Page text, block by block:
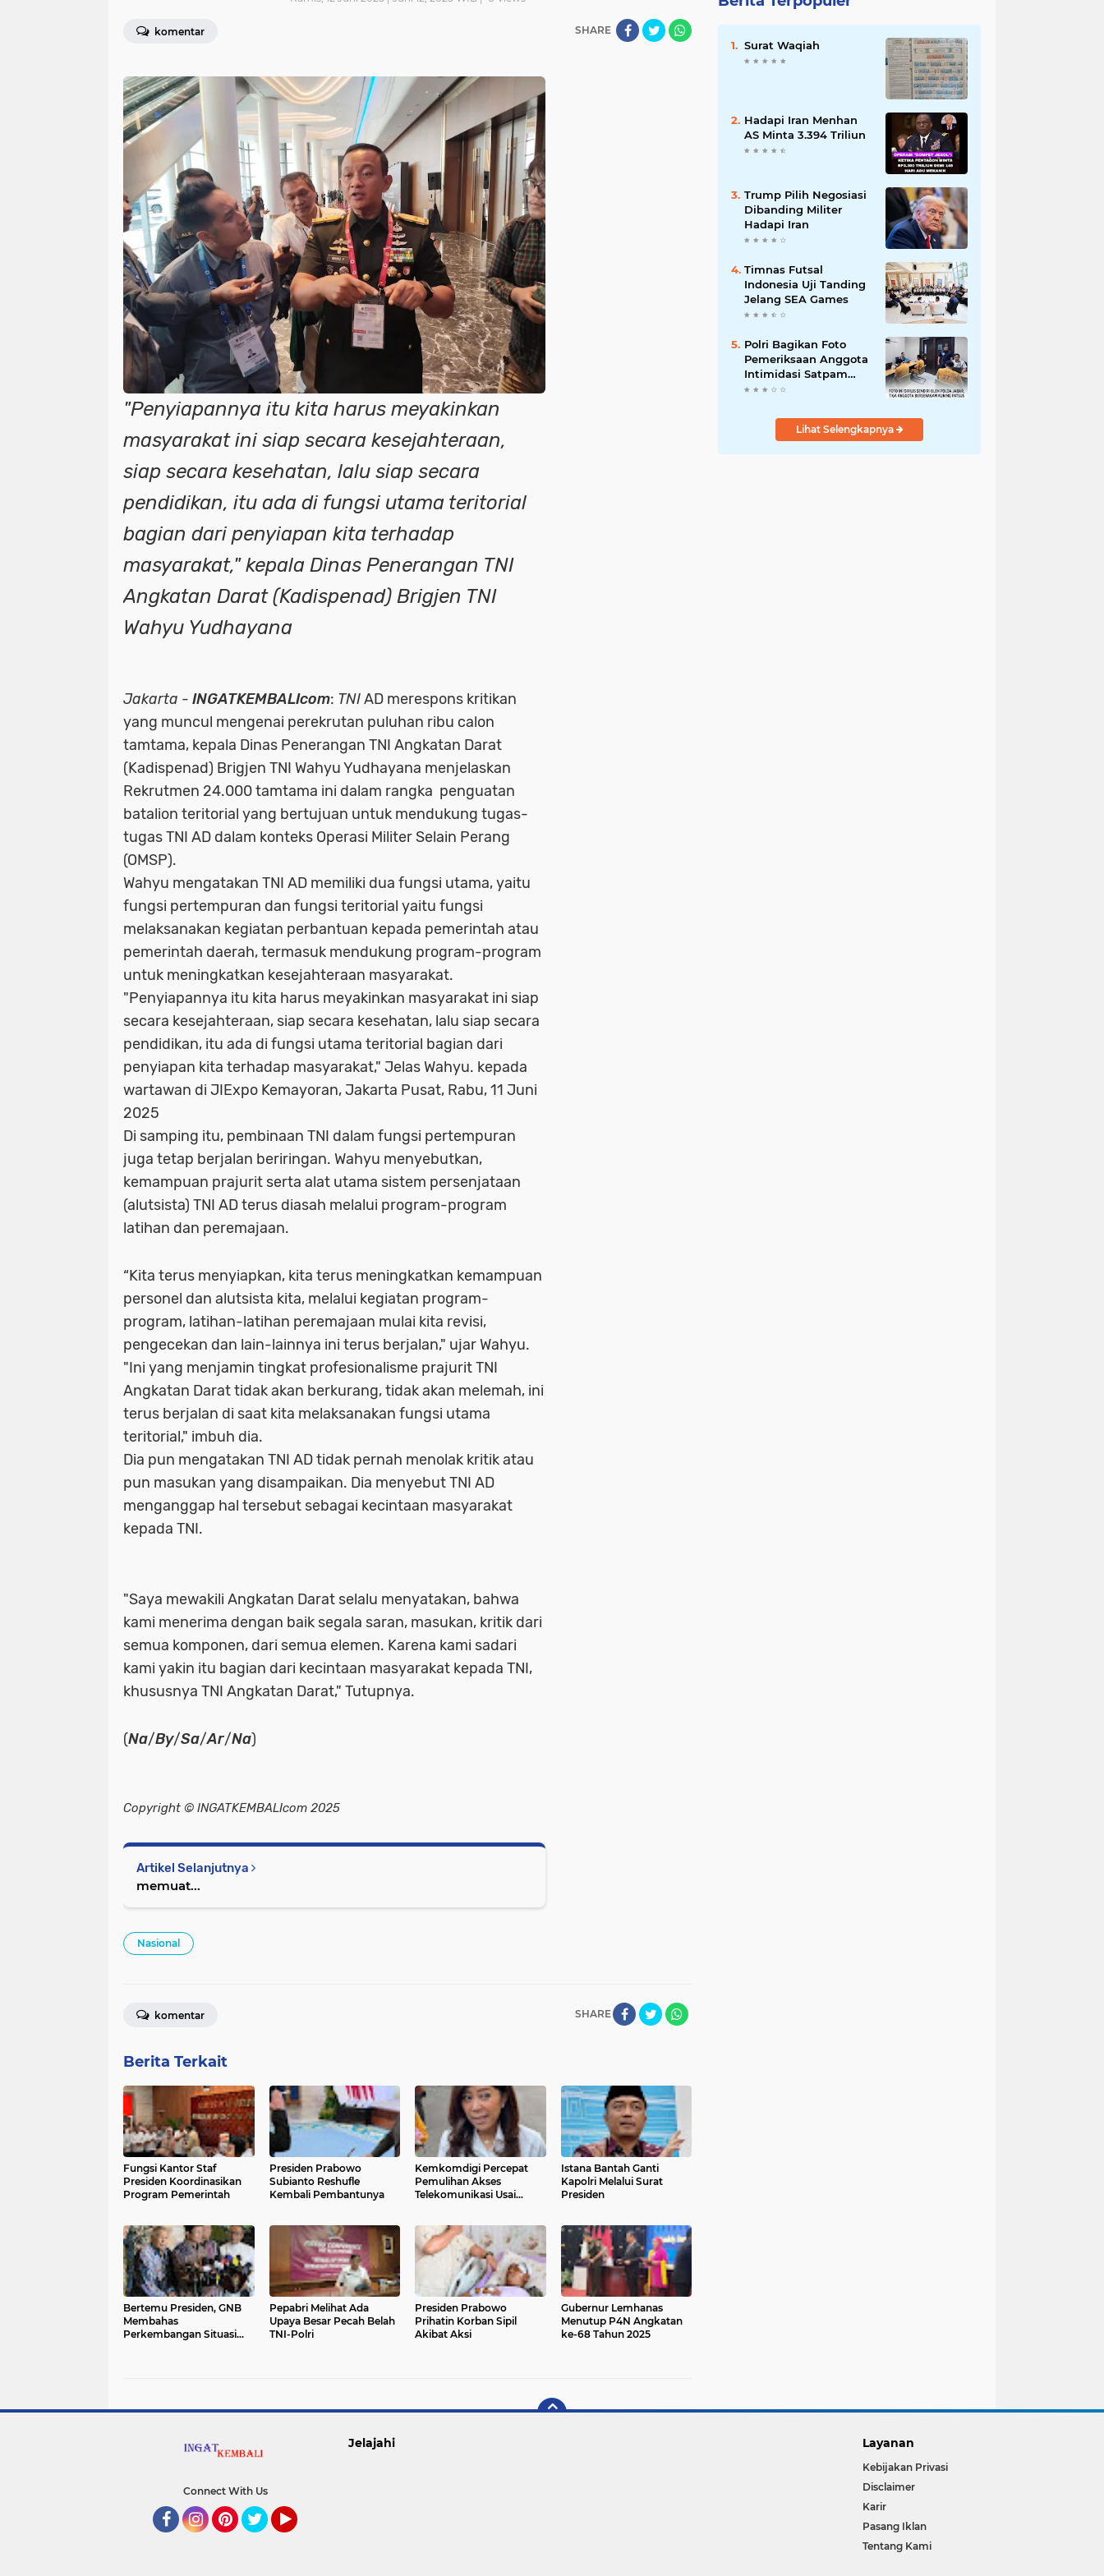
komentar SHARE
"Penyiapannya itu kita harus meyakinkan
masyarakat ini siap secara kesejahteraan,
siap secara kesehatan, lalu siap secara
pendidikan, itu ada di fungsi utama teritorial
bagian dari penyiapan kita terhadap
masyarakat," kepala Dinas Penerangan TNI
Angkatan Darat (Kadispenad) Brigjen TNI
Wahyu Yudhayana
Jakarta - INGATKEMBALIcom: TNIAD merespons kritikan
yang muncul mengenai perekrutan puluhan ribu calon
tamtama, kepala Dinas Penerangan TNI Angkatan Darat
(Kadispenad) Brigjen TNI Wahyu Yudhayana menjelaskan
Rekrutmen 24.000 tamtama ini dalam rangka penguatan
batalion teritorial yang bertujuan untuk mendukung tugas-
tugas TNI AD dalam konteks Operasi Militer Selain Perang
(OMSP).
Wahyu mengatakan TNI AD memiliki dua fungsi utama, yaitu
fungsi pertempuran dan fungsi teritorial yaitu fungsi
melaksanakan kegiatan perbantuan kepada pemerintah atau
pemerintah daerah, termasuk mendukung program-program
untuk meningkatkan kesejahteraan masyarakat.
"Penyiapannya itu kita harus meyakinkan masyarakat ini siap
secara kesejahteraan, siap secara kesehatan, lalu siap secara
pendidikan, itu ada di fungsi utama teritorial bagian dari
penyiapan kita terhadap masyarakat," Jelas Wahyu. kepada
wartawan di JIExpo Kemayoran, Jakarta Pusat, Rabu, 11 Juni
2025
Di samping itu, pembinaan TNI dalam fungsi pertempuran
juga tetap berjalan beriringan. Wahyu menyebutkan,
kemampuan prajurit serta alat utama sistem persenjataan
(alutsista) TNI AD terus diasah melalui program-program
latihan dan peremajaan.
“Kita terus menyiapkan, kita terus meningkatkan kemampuan
personel dan alutsista kita, melalui kegiatan program-
program, latihan-latihan peremajaan mulai kita revisi,
pengecekan dan lain-lainnya ini terus berjalan," ujar Wahyu.
"Ini yang menjamin tingkat profesionalisme prajurit TNI
Angkatan Darat tidak akan berkurang, tidak akan melemah, ini
terus berjalan di saat kita melaksanakan fungsi utama
teritorial," imbuh dia.
Dia pun mengatakan TNI AD tidak pernah menolak kritik atau
pun masukan yang disampaikan. Dia menyebut TNI AD
menganggap hal tersebut sebagai kecintaan masyarakat
kepada TNI.
"Saya mewakili Angkatan Darat selalu menyatakan, bahwa
kami menerima dengan baik segala saran, masukan, kritik dari
semua komponen, dari semua elemen. Karena kami sadari
kami yakin itu bagian dari kecintaan masyarakat kepada TNI,
khususnya TNI Angkatan Darat," Tutupnya.
(Na/By/Sa/Ar/Na)
Copyright © INGATKEMBALIcom 2025
Artikel Selanjutnya
memuat...
Nasional
SHARE
komentar
Berita Terkait
Fungsi Kantor Staf
Presiden Koordinasikan
Program Pemerintah
Presiden Prabowo
Subianto Reshufle
Kembali Pembantunya
Kemkomdigi Percepat
Pemulihan Akses
Telekomunikasi Usai
Istana Bantah Ganti
Kapolri Melalui Surat
Presiden
Bertemu Presiden, GNB
Membahas
Perkembangan Situasi
Pepabri Melihat Ada
Upaya Besar Pecah Belah
TNI-Polri
Presiden Prabowo
Prihatin Korban Sipil
Akibat Aksi
Gubernur Lemhanas
Menutup P4N Angkatan
ke-68 Tahun 2025
Surat Waqiah
Hadapi Iran Menhan
AS Minta 3.394 Triliun
Trump Pilih Negosiasi
Dibanding Militer
Hadapi Iran
Timnas Futsal
Indonesia Uji Tanding
Jelang SEA Games
Polri Bagikan Foto
Pemeriksaan Anggota
Intimidasi Satpam
MRT
Lihat Selengkapnya
Connect With Us
Jelajahi Layanan
Kebijakan Privasi
Disclaimer
Karir
Pasang Iklan
Tentang Kami